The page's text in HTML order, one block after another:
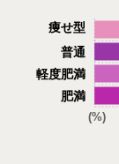
肥満
軽度肥満
普通
痩せ型
(%)